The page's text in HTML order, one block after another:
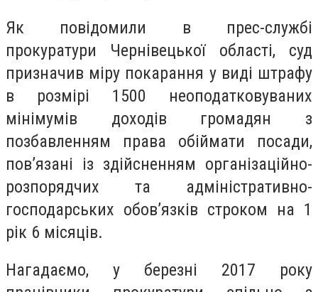
Як повідомили в прес-службі
прокуратури Чернівецької області, суд
призначив міру покарання у виді штрафу
в розмірі 1500 неоподатковуваних
мінімумів доходів громадян з
позбавленням права обіймати посади,
пов’язані із здійсненням організаційно-
розпорядчих та адміністративно-
господарських обов’язків строком на 1
рік 6 місяців.
Нагадаємо, у березні 2017 року